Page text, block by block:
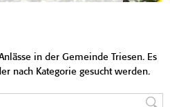
in der Gemeinde Triesen. Es
nach Kategorie gesucht werden.